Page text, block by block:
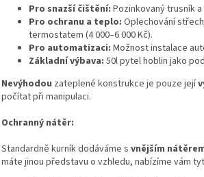
Pro snazší čištění: Pozinkovaný trusník
Pro ochranu a teplo: Oplechování
termostatem (4 000–6 000 Kč).
Pro automatizaci: Možnost instalace
Základní výbava: 50l pytel hoblin jako
Nevýhodou zateplené konstrukce je pouze její
počítat při manipulaci.
Ochranný nátěr:
Standardně kurník dodáváme s vnějším
máte jinou představu o vzhledu, nabízíme vám